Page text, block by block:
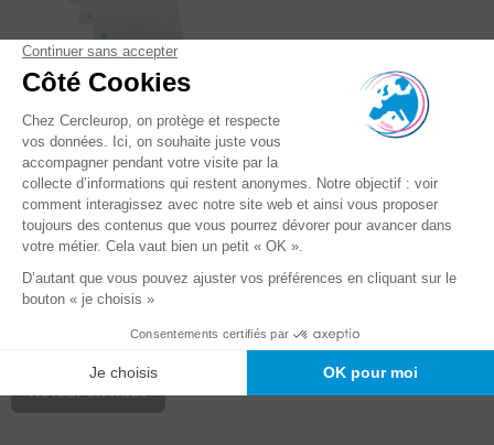
Pochette adhésive
"Porte-Documents" -
Packing list en PAPIER
Alternative éco-
responsable en papier
pour protéger vos
documents d'expéditions.
Solution 100%...
Retour en haut